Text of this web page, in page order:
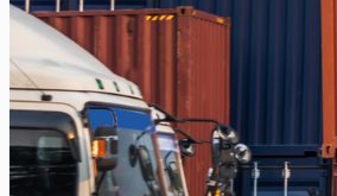
Balikpapan – Surabaya
Balikpapan – Semarang
Balikpapan – Manado
Balikpapan – Jakarta
Balikpapan – Bali
Samarinda
Samarinda – Kendari
Samarinda – Makassar
Surabaya